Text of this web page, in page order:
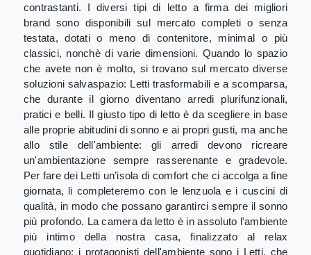
contrastanti. I diversi tipi di letto a firma dei migliori
brand sono disponibili sul mercato completi o senza
testata, dotati o meno di contenitore, minimal o più
classici, nonchè di varie dimensioni. Quando lo spazio
che avete non è molto, si trovano sul mercato diverse
soluzioni salvaspazio: Letti trasformabili e a scomparsa,
che durante il giorno diventano arredi plurifunzionali,
pratici e belli. Il giusto tipo di letto è da scegliere in base
alle proprie abitudini di sonno e ai propri gusti, ma anche
allo stile dell'ambiente: gli arredi devono ricreare
un'ambientazione sempre rasserenante e gradevole.
Per fare dei Letti un’isola di comfort che ci accolga a fine
giornata, li completeremo con le lenzuola e i cuscini di
qualità, in modo che possano garantirci sempre il sonno
più profondo. La camera da letto è in assoluto l'ambiente
più intimo della nostra casa, finalizzato al relax
quotidiano: i protagonisti dell'ambiente sono i Letti, che